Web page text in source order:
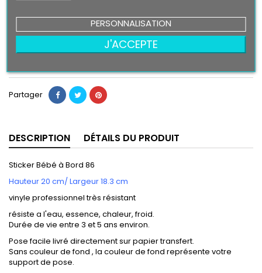
6,50 €
Quantité  Ajouter au panier
Partager
DESCRIPTION DÉTAILS DU PRODUIT
Sticker Bébé à Bord 86
Hauteur 20 cm/ Largeur 18.3 cm
vinyle professionnel très résistant
résiste a l'eau, essence, chaleur, froid.
Durée de vie entre 3 et 5 ans environ.
Pose facile livré directement sur papier transfert.
Sans couleur de fond , la couleur de fond représente votre
support de pose.
PERSONNALISATION
J'ACCEPTE